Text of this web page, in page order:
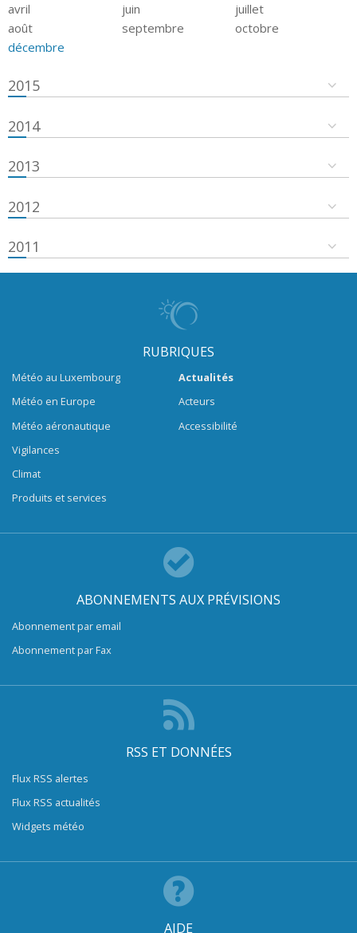
avril
juin
juillet
août
septembre
octobre
décembre
2015
2014
2013
2012
2011
RUBRIQUES
Météo au Luxembourg
Météo en Europe
Météo aéronautique
Vigilances
Climat
Produits et services
Actualités
Acteurs
Accessibilité
ABONNEMENTS AUX PRÉVISIONS
Abonnement par email
Abonnement par Fax
RSS ET DONNÉES
Flux RSS alertes
Flux RSS actualités
Widgets météo
AIDE